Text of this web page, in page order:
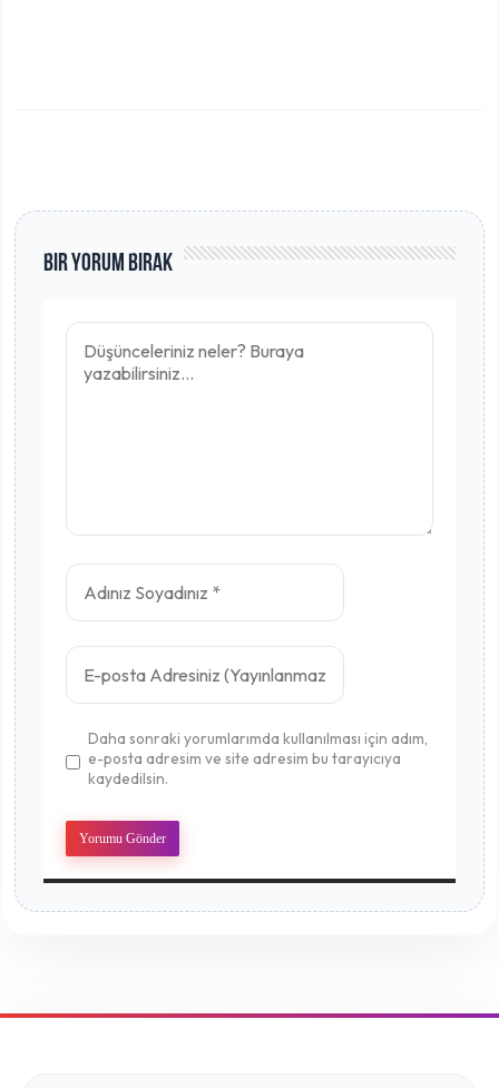
Bir Yorum Bırak
Daha sonraki yorumlarımda kullanılması için adım,
e-posta adresim ve site adresim bu tarayıcıya
kaydedilsin.